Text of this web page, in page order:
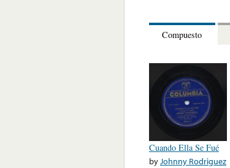
Compuesto
Cuando Ella Se Fué
byJohnny Rodriguez